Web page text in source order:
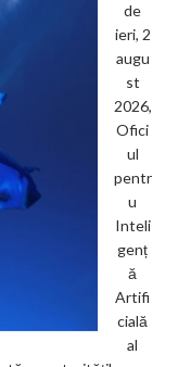
de
ieri, 2
augu
st
2026,
Ofici
ul
pentr
u
Inteli
genț
ă
Artifi
cială
al